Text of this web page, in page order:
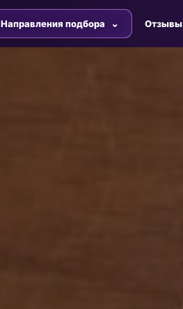
Направления подбора Отзывы